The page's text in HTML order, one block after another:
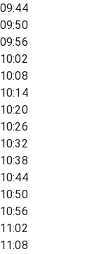
09:44
09:50
09:56
10:02
10:08
10:14
10:20
10:26
10:32
10:38
10:44
10:50
10:56
11:02
11:08